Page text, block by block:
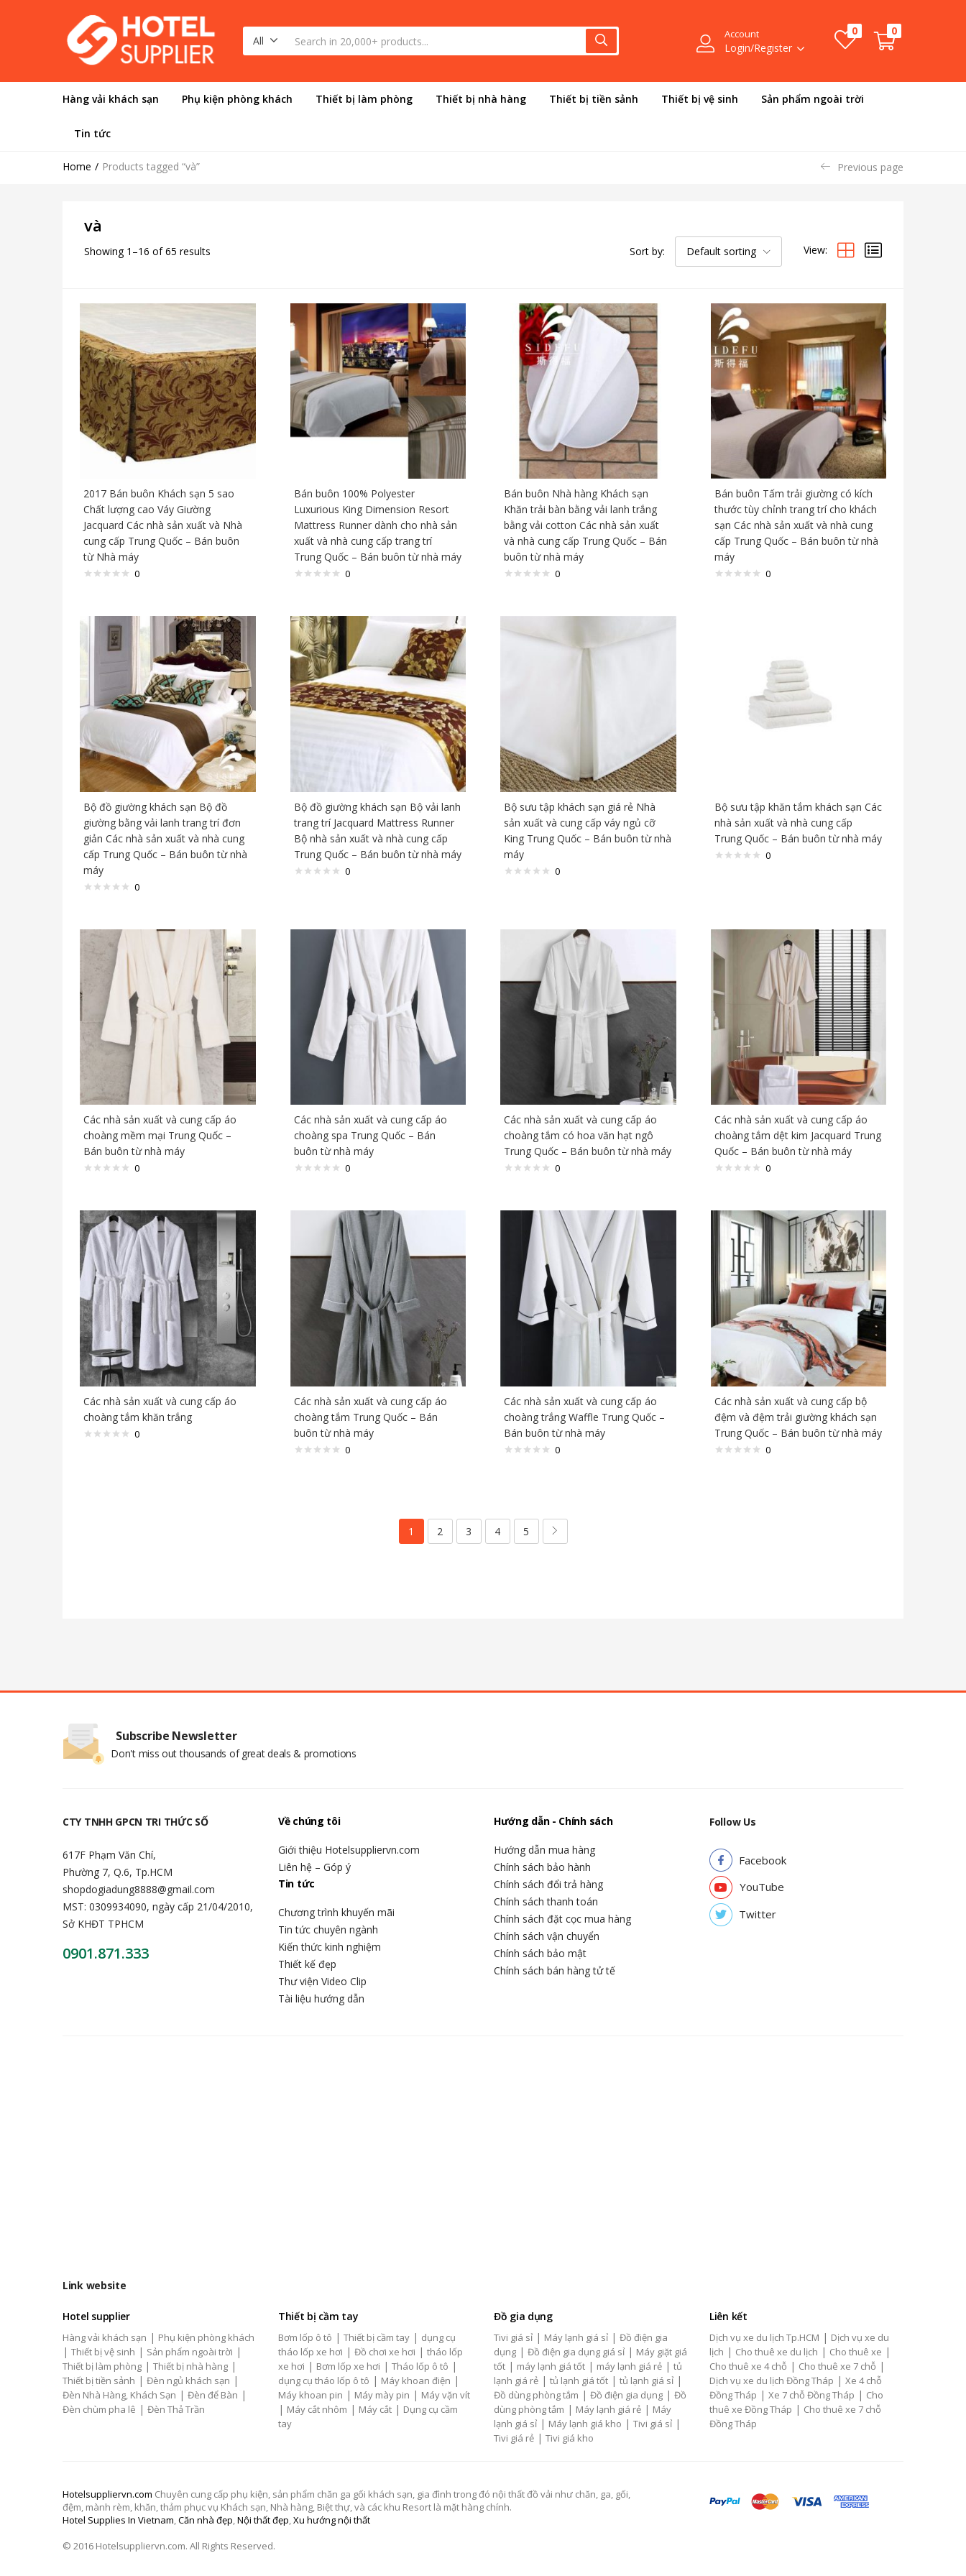
All
Account
Login/Register
0 0
Hàng vải khách sạn Phụ kiện phòng khách Thiết bị làm phòng Thiết bị nhà hàng Thiết bị tiền sảnh Thiết bị vệ sinh Sản phẩm ngoài trời
Tin tức
Home Products tagged “và” Previous page
và
Showing 1–16 of 65 results Sort by: Default sorting View:
2017 Bán buôn Khách sạn 5 sao
Chất lượng cao Váy Giường
Jacquard Các nhà sản xuất và Nhà
cung cấp Trung Quốc – Bán buôn
từ Nhà máy
0
Bán buôn 100% Polyester
Luxurious King Dimension Resort
Mattress Runner dành cho nhà sản
xuất và nhà cung cấp trang trí
Trung Quốc – Bán buôn từ nhà máy
0
Bán buôn Nhà hàng Khách sạn
Khăn trải bàn bằng vải lanh trắng
bằng vải cotton Các nhà sản xuất
và nhà cung cấp Trung Quốc – Bán
buôn từ nhà máy
0
Bán buôn Tấm trải giường có kích
thước tùy chỉnh trang trí cho khách
sạn Các nhà sản xuất và nhà cung
cấp Trung Quốc – Bán buôn từ nhà
máy
0
Bộ đồ giường khách sạn Bộ đồ
giường bằng vải lanh trang trí đơn
giản Các nhà sản xuất và nhà cung
cấp Trung Quốc – Bán buôn từ nhà
máy
0
Bộ đồ giường khách sạn Bộ vải lanh
trang trí Jacquard Mattress Runner
Bộ nhà sản xuất và nhà cung cấp
Trung Quốc – Bán buôn từ nhà máy
0
Bộ sưu tập khách sạn giá rẻ Nhà
sản xuất và cung cấp váy ngủ cỡ
King Trung Quốc – Bán buôn từ nhà
máy
0
Bộ sưu tập khăn tắm khách sạn Các
nhà sản xuất và nhà cung cấp
Trung Quốc – Bán buôn từ nhà máy
0
Các nhà sản xuất và cung cấp áo
choàng mềm mại Trung Quốc –
Bán buôn từ nhà máy
0
Các nhà sản xuất và cung cấp áo
choàng spa Trung Quốc – Bán
buôn từ nhà máy
0
Các nhà sản xuất và cung cấp áo
choàng tắm có hoa văn hạt ngô
Trung Quốc – Bán buôn từ nhà máy
0
Các nhà sản xuất và cung cấp áo
choàng tắm dệt kim Jacquard Trung
Quốc – Bán buôn từ nhà máy
0
Các nhà sản xuất và cung cấp áo
choàng tắm khăn trắng
0
Các nhà sản xuất và cung cấp áo
choàng tắm Trung Quốc – Bán
buôn từ nhà máy
0
Các nhà sản xuất và cung cấp áo
choàng trắng Waffle Trung Quốc –
Bán buôn từ nhà máy
0
Các nhà sản xuất và cung cấp bộ
đệm và đệm trải giường khách sạn
Trung Quốc – Bán buôn từ nhà máy
0
1 2 3 4 5
Subscribe Newsletter
Don't miss out thousands of great deals & promotions
CTY TNHH GPCN TRI THỨC SỐ
617F Phạm Văn Chí,
Phường 7, Q.6, Tp.HCM
shopdogiadung8888@gmail.com
MST: 0309934090, ngày cấp 21/04/2010,
Sở KHĐT TPHCM
0901.871.333
Về chúng tôi
Giới thiệu Hotelsuppliervn.com
Liên hệ – Góp ý
Tin tức
Chương trình khuyến mãi
Tin tức chuyên ngành
Kiến thức kinh nghiệm
Thiết kế đẹp
Thư viện Video Clip
Tài liệu hướng dẫn
Hướng dẫn - Chính sách
Hướng dẫn mua hàng
Chính sách bảo hành
Chính sách đổi trả hàng
Chính sách thanh toán
Chính sách đặt cọc mua hàng
Chính sách vận chuyển
Chính sách bảo mật
Chính sách bán hàng tử tế
Follow Us
Facebook
YouTube
Twitter
Link website
Hotel supplier
Hàng vải khách sạn | Phụ kiện phòng khách
| Thiết bị vệ sinh | Sản phẩm ngoài trời |
Thiết bị làm phòng | Thiết bị nhà hàng |
Thiết bị tiền sảnh | Đèn ngủ khách sạn |
Đèn Nhà Hàng, Khách Sạn | Đèn để Bàn |
Đèn chùm pha lê | Đèn Thả Trần
Thiết bị cầm tay
Bơm lốp ô tô | Thiết bị cầm tay | dụng cụ
tháo lốp xe hơi | Đồ chơi xe hơi | tháo lốp
xe hơi | Bơm lốp xe hơi | Tháo lốp ô tô |
dụng cụ tháo lốp ô tô | Máy khoan điện |
Máy khoan pin | Máy mày pin | Máy vặn vít
| Máy cắt nhôm | Máy cắt | Dụng cụ cầm
tay
Đồ gia dụng
Tivi giá sỉ | Máy lạnh giá sỉ | Đồ điện gia
dụng | Đồ điện gia dụng giá sỉ | Máy giặt giá
tốt | máy lạnh giá tốt | máy lạnh giá rẻ | tủ
lạnh giá rẻ | tủ lạnh giá tốt | tủ lạnh giá sỉ |
Đồ dùng phòng tắm | Đồ điện gia dụng | Đồ
dùng phòng tắm | Máy lạnh giá rẻ | Máy
lạnh giá sỉ | Máy lạnh giá kho | Tivi giá sỉ |
Tivi giá rẻ | Tivi giá kho
Liên kết
Dịch vụ xe du lịch Tp.HCM | Dịch vụ xe du
lịch | Cho thuê xe du lịch | Cho thuê xe |
Cho thuê xe 4 chỗ | Cho thuê xe 7 chỗ |
Dịch vụ xe du lịch Đồng Tháp | Xe 4 chỗ
Đồng Tháp | Xe 7 chỗ Đồng Tháp | Cho
thuê xe Đồng Tháp | Cho thuê xe 7 chỗ
Đồng Tháp
Hotelsuppliervn.com Chuyên cung cấp phụ kiện, sản phẩm chăn ga gối khách sạn, gia đình trong đó nội thất đồ vải như chăn, ga, gối,
đệm, mành rèm, khăn, thảm phục vụ Khách sạn, Nhà hàng, Biệt thự, và các khu Resort là mặt hàng chính.
Hotel Supplies In Vietnam,Căn nhà đẹp,Nội thất đẹp,Xu hướng nội thất
© 2016 Hotelsuppliervn.com. All Rights Reserved.